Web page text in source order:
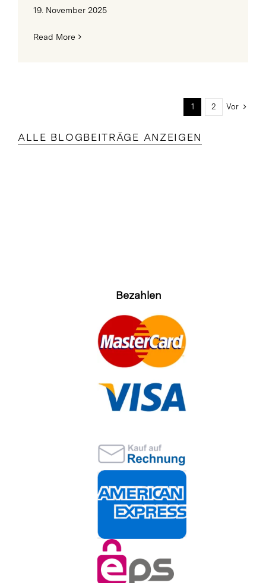
19. November 2025
Read More
1 2 Vor
ALLE BLOGBEITRÄGE ANZEIGEN
Bezahlen